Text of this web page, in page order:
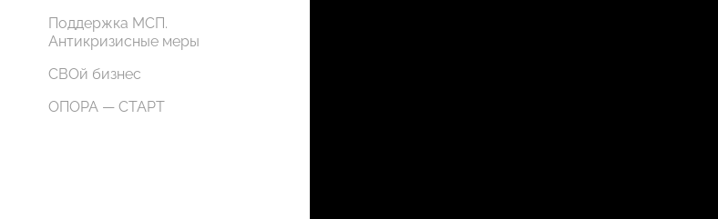
Поддержка МСП.
Антикризисные меры
СВОй бизнес
ОПОРА — СТАРТ